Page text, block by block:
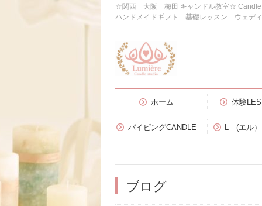
☆関西 大阪 梅田 キャンドル教室☆ Candle
ハンドメイドギフト 基礎レッスン ウェデ
ホーム 体験
パイピングCANDLE L (エル
ブログ